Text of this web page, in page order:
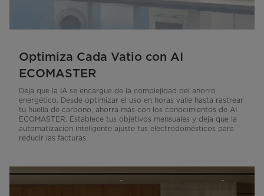
Optimiza Cada Vatio con AI
ECOMASTER
Deja que la IA se encargue de la complejidad del ahorro
energético. Desde optimizar el uso en horas valle hasta rastrear
tu huella de carbono, ahorra más con los conocimientos de AI
ECOMASTER. Establece tus objetivos mensuales y deja que la
automatización inteligente ajuste tus electrodomésticos para
reducir las facturas.